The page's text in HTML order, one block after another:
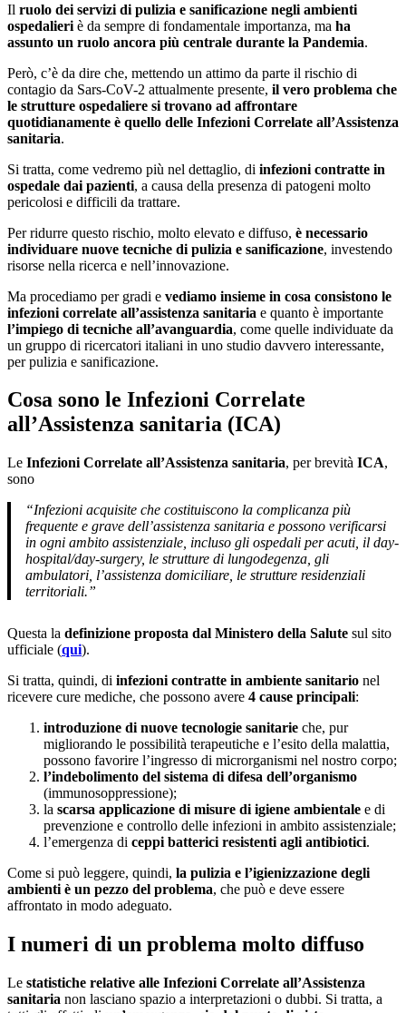
Il ruolo dei servizi di pulizia e sanificazione negli ambienti
ospedalieri è da sempre di fondamentale importanza, ma ha
assunto un ruolo ancora più centrale durante la Pandemia.
Però, c’è da dire che, mettendo un attimo da parte il rischio di
contagio da Sars-CoV-2 attualmente presente, il vero problema che
le strutture ospedaliere si trovano ad affrontare
quotidianamente è quello delle Infezioni Correlate all’Assistenza
sanitaria.
Si tratta, come vedremo più nel dettaglio, di infezioni contratte in
ospedale dai pazienti, a causa della presenza di patogeni molto
pericolosi e difficili da trattare.
Per ridurre questo rischio, molto elevato e diffuso, è necessario
individuare nuove tecniche di pulizia e sanificazione, investendo
risorse nella ricerca e nell’innovazione.
Ma procediamo per gradi e vediamo insieme in cosa consistono le
infezioni correlate all’assistenza sanitaria e quanto è importante
l’impiego di tecniche all’avanguardia, come quelle individuate da
un gruppo di ricercatori italiani in uno studio davvero interessante,
per pulizia e sanificazione.
Cosa sono le Infezioni Correlate
all’Assistenza sanitaria (ICA)
Le Infezioni Correlate all’Assistenza sanitaria, per brevità ICA,
sono
“Infezioni acquisite che costituiscono la complicanza più
frequente e grave dell’assistenza sanitaria e possono verificarsi
in ogni ambito assistenziale, incluso gli ospedali per acuti, il day-
hospital/day-surgery, le strutture di lungodegenza, gli
ambulatori, l’assistenza domiciliare, le strutture residenziali
territoriali.”
Questa la definizione proposta dal Ministero della Salute sul sito
ufficiale (qui).
Si tratta, quindi, di infezioni contratte in ambiente sanitario nel
ricevere cure mediche, che possono avere 4 cause principali:
introduzione di nuove tecnologie sanitarie che, pur
migliorando le possibilità terapeutiche e l’esito della malattia,
possono favorire l’ingresso di microrganismi nel nostro corpo;
l’indebolimento del sistema di difesa dell’organismo
(immunosoppressione);
la scarsa applicazione di misure di igiene ambientale e di
prevenzione e controllo delle infezioni in ambito assistenziale;
l’emergenza di ceppi batterici resistenti agli antibiotici.
Come si può leggere, quindi, la pulizia e l’igienizzazione degli
ambienti è un pezzo del problema, che può e deve essere
affrontato in modo adeguato.
I numeri di un problema molto diffuso
Le statistiche relative alle Infezioni Correlate all’Assistenza
sanitaria non lasciano spazio a interpretazioni o dubbi. Si tratta, a